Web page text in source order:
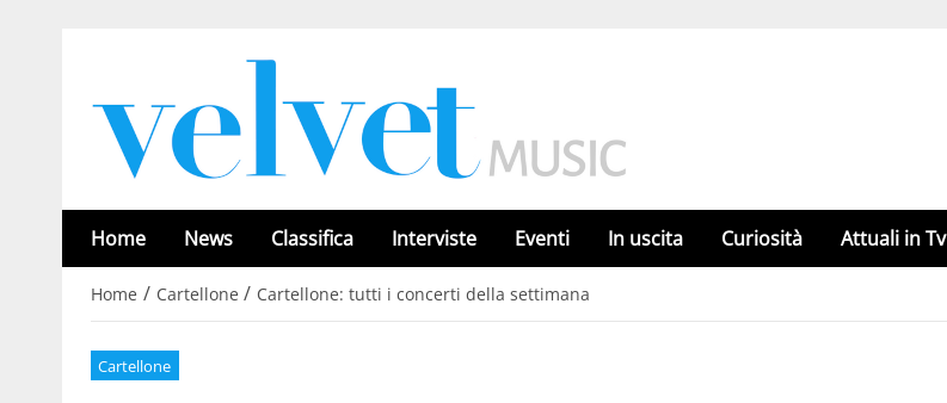
Home News Classifica Interviste Eventi In uscita Curiosità Attuali in Tv
Home / Cartellone / Cartellone: tutti i concerti della settimana
Cartellone